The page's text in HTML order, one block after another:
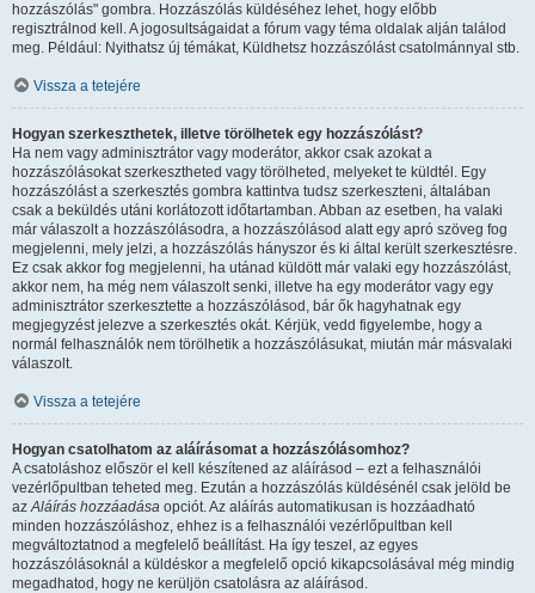
hozzászólás" gombra. Hozzászólás küldéséhez lehet, hogy előbb
regisztrálnod kell. A jogosultságaidat a fórum vagy téma oldalak alján találod
meg. Például: Nyithatsz új témákat, Küldhetsz hozzászólást csatolmánnyal stb.
Vissza a tetejére
Hogyan szerkeszthetek, illetve törölhetek egy hozzászólást?
Ha nem vagy adminisztrátor vagy moderátor, akkor csak azokat a
hozzászólásokat szerkesztheted vagy törölheted, melyeket te küldtél. Egy
hozzászólást a szerkesztés gombra kattintva tudsz szerkeszteni, általában
csak a beküldés utáni korlátozott időtartamban. Abban az esetben, ha valaki
már válaszolt a hozzászólásodra, a hozzászólásod alatt egy apró szöveg fog
megjelenni, mely jelzi, a hozzászólás hányszor és ki által került szerkesztésre.
Ez csak akkor fog megjelenni, ha utánad küldött már valaki egy hozzászólást,
akkor nem, ha még nem válaszolt senki, illetve ha egy moderátor vagy egy
adminisztrátor szerkesztette a hozzászólásod, bár ők hagyhatnak egy
megjegyzést jelezve a szerkesztés okát. Kérjük, vedd figyelembe, hogy a
normál felhasználók nem törölhetik a hozzászólásukat, miután már másvalaki
válaszolt.
Vissza a tetejére
Hogyan csatolhatom az aláírásomat a hozzászólásomhoz?
A csatoláshoz először el kell készítened az aláírásod – ezt a felhasználói
vezérlőpultban teheted meg. Ezután a hozzászólás küldésénél csak jelöld be
azAláírás hozzáadása opciót. Az aláírás automatikusan is hozzáadható
minden hozzászóláshoz, ehhez is a felhasználói vezérlőpultban kell
megváltoztatnod a megfelelő beállítást. Ha így teszel, az egyes
hozzászólásoknál a küldéskor a megfelelő opció kikapcsolásával még mindig
megadhatod, hogy ne kerüljön csatolásra az aláírásod.